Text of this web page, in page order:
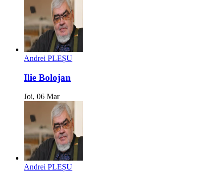
Andrei PLEȘU
Ilie Bolojan
Joi, 06 Mar
Andrei PLEȘU